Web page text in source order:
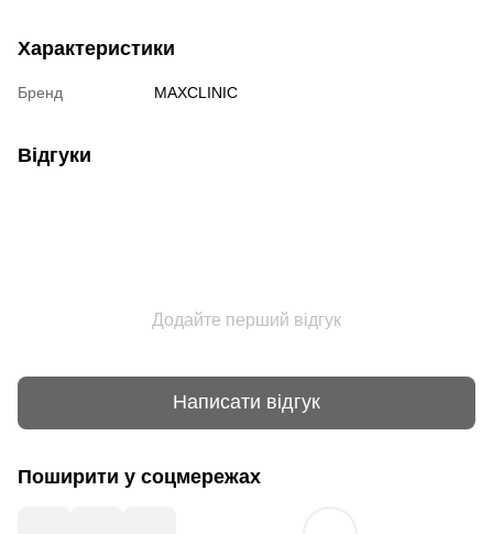
Характеристики
Бренд MAXCLINIC
Відгуки
Додайте перший відгук
Написати відгук
Поширити у соцмережах